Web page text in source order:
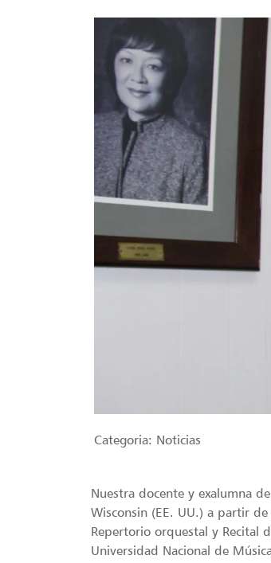
Categoria: Noticias
Nuestra docente y exalumna
Wisconsin (EE. UU.) a partir
Repertorio orquestal y Recital
Universidad Nacional de